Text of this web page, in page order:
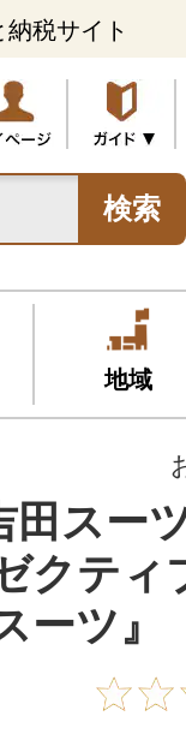
税サイト
検索
地域
田スー
クティ
ーツ』